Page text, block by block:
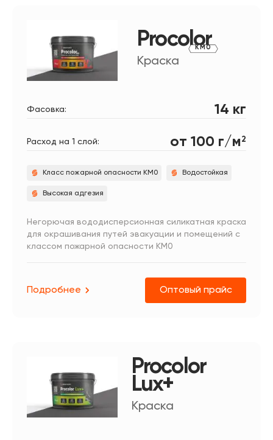
Procolor
КМ0
Краска
Фасовка: 14 кг
Расход на 1 слой: от 100 г/м 2
Класс пожарной опасности КМ0 Водостойкая
Высокая адгезия
Негорючая вододисперсионная силикатная краска
для окрашивания путей эвакуации и помещений с
классом пожарной опасности КМ0
Подробнее Оптовый прайс
Procolor
Lux+
Краска